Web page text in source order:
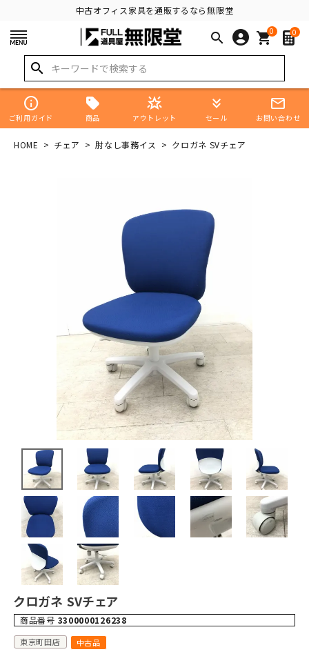
中古オフィス家具を通販するなら無限堂
search 0
shopping_cart 0
search
info
ご利用ガイド 商品
star_shine
アウトレット
keyboard_double_arrow_down
セール
mail_outline
お問い合わせ
HOME チェア 肘なし事務イス クロガネ SVチェア
クロガネ SVチェア
商品番号 3300000126238
東京町田店 中古品